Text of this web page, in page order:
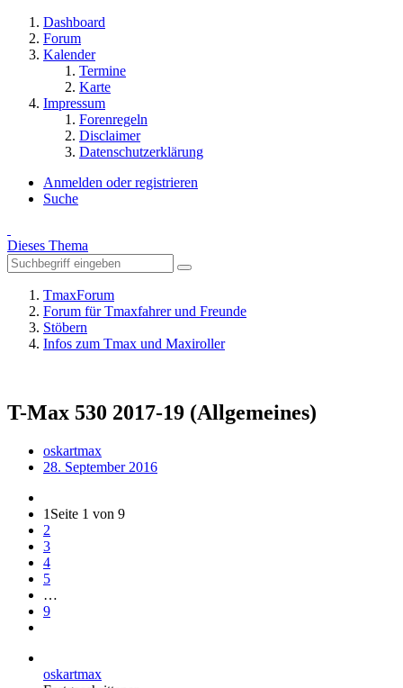
Dashboard
Forum
Kalender
Termine
Karte
Impressum
Forenregeln
Disclaimer
Datenschutzerklärung
Anmelden oder registrieren
Suche
Dieses Thema
TmaxForum
Forum für Tmaxfahrer und Freunde
Stöbern
Infos zum Tmax und Maxiroller
T-Max 530 2017-19 (Allgemeines)
oskartmax
28. September 2016
1 Seite 1 von 9
2
3
4
5
…
9
oskartmax